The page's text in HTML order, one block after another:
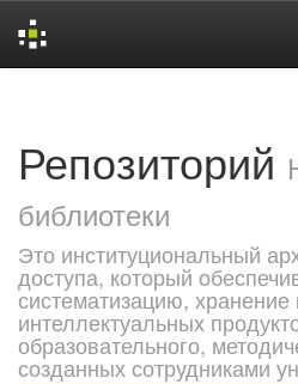
Репозиторий
библиотеки
Это институциональный
доступа, который
систематизацию,
интеллектуальных
образовательного,
созданных сотрудниками